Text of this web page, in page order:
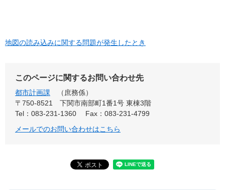
地図の読み込みに関する問題が発生したとき
このページに関するお問い合わせ先
都市計画課
庶務係
〒750-8521
下関市南部町1番1号 東棟3階
Tel：083-231-1360
Fax：083-231-4799
メールでのお問い合わせはこちら